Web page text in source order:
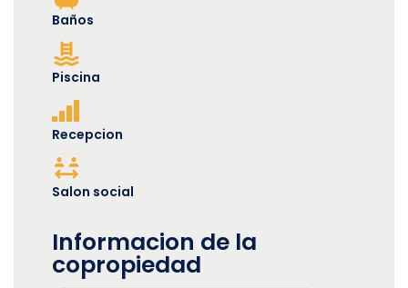
Baños
Piscina
Recepcion
Salon social
Informacion de la
copropiedad